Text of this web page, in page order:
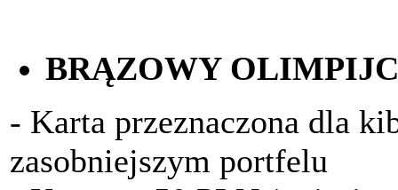
BRĄZOWY
- Karta przeznaczona dla
zasobniejszym portfelu